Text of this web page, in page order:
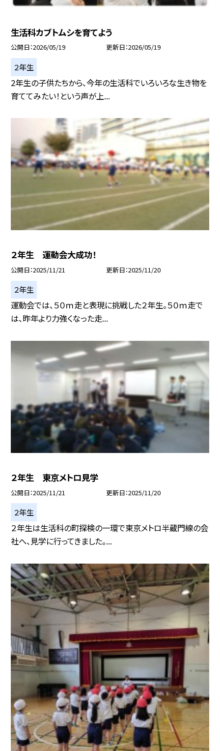
生活科カブトムシを育てよう
公開日 2026/05/19 更新日 2026/05/19
２年生
2年生の子供たちから、今年の生活科でいろいろな生き物を
育ててみたい！という声が上...
２年生 運動会大成功！
公開日 2025/11/21 更新日 2025/11/20
２年生
運動会では、５０ｍ走と表現に挑戦した２年生。５０ｍ走で
は、昨年より力強くなった走...
２年生 東京メトロ見学
公開日 2025/11/21 更新日 2025/11/20
２年生
２年生は生活科の町探検の一環で東京メトロ半蔵門線の会
社へ、見学に行ってきました。...